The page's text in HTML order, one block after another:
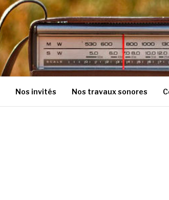
Nos invités Nos travaux sonores